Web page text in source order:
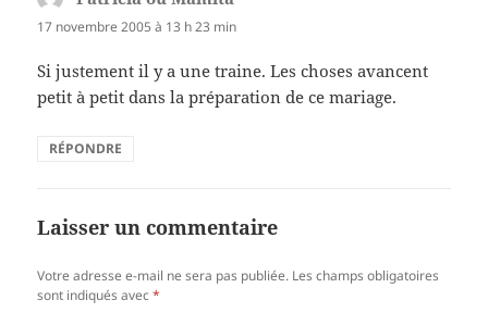
17 novembre 2005 à 13 h 23 min
Si justement il y a une traine. Les choses avancent
petit à petit dans la préparation de ce mariage.
RÉPONDRE
Laisser un commentaire
Votre adresse e-mail ne sera pas publiée. Les champs obligatoires
sont indiqués avec*